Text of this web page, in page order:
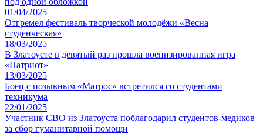
01/04/2025
Отгремел фестиваль творческой молодёжи «Весна
студенческая»
18/03/2025
В Златоусте в девятый раз прошла военизированная игра
«Патриот»
13/03/2025
Боец с позывным «Матрос» встретился со студентами
техникума
22/01/2025
Участник СВО из Златоуста поблагодарил студентов-медиков
за сбор гуманитарной помощи